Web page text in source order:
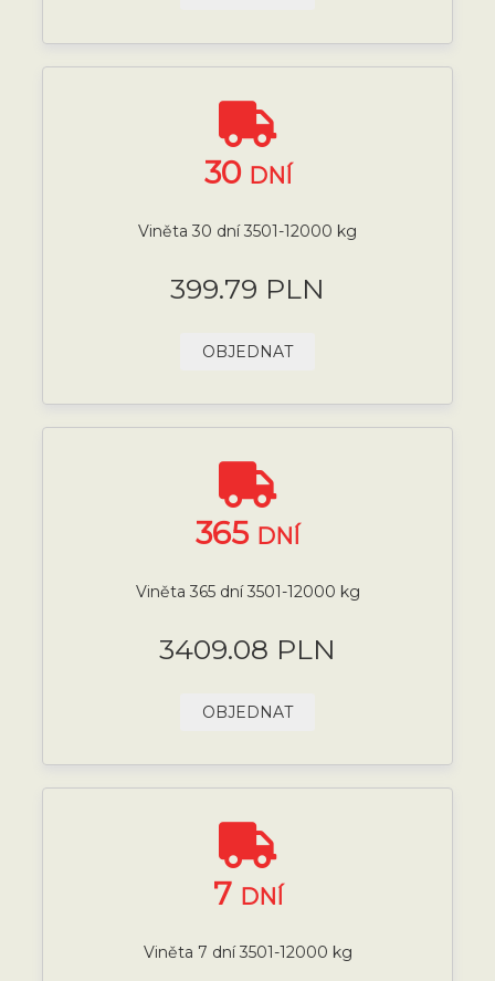
30 DNÍ
Viněta 30 dní 3501-12000 kg
399.79 PLN
OBJEDNAT
365 DNÍ
Viněta 365 dní 3501-12000 kg
3409.08 PLN
OBJEDNAT
7 DNÍ
Viněta 7 dní 3501-12000 kg